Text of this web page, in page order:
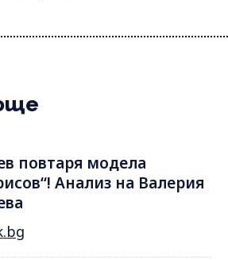
повтаря модела
Анализ на Валерия